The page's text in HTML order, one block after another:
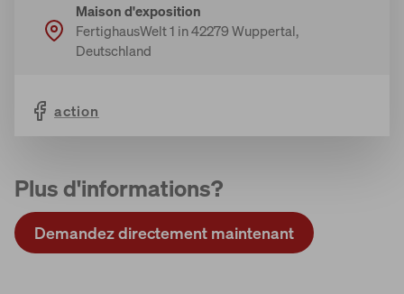
Maison d'exposition
FertighausWelt 1 in 42279 Wuppertal,
Deutschland
action
Plus d'informations?
Demandez directement maintenant